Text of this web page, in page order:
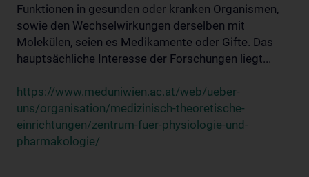
Funktionen in gesunden oder kranken Organismen,
sowie den Wechselwirkungen derselben mit
Molekülen, seien es Medikamente oder Gifte. Das
hauptsächliche Interesse der Forschungen liegt...
https://www.meduniwien.ac.at/web/ueber-
uns/organisation/medizinisch-theoretische-
einrichtungen/zentrum-fuer-physiologie-und-
pharmakologie/